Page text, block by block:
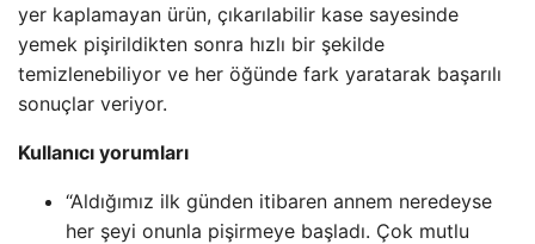
yer kaplamayan ürün, çıkarılabilir kase sayesinde
yemek pişirildikten sonra hızlı bir şekilde
temizlenebiliyor ve her öğünde fark yaratarak başarılı
sonuçlar veriyor.
Kullanıcı yorumları
“Aldığımız ilk günden itibaren annem neredeyse
her şeyi onunla pişirmeye başladı. Çok mutlu